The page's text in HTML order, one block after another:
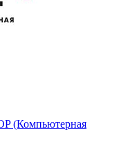
(Компьютерная